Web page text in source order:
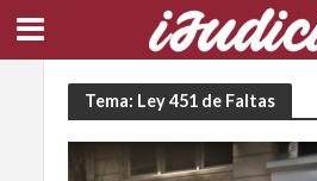
Tema: Ley 451 de Faltas